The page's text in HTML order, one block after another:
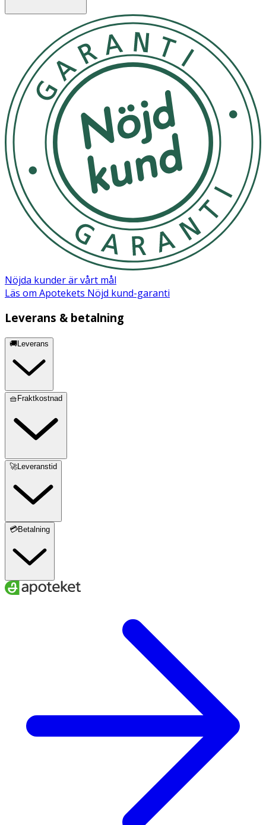
Nöjda kunder är vårt mål
Läs om Apotekets Nöjd kund-garanti
Leverans & betalning
🚚Leverans
🧺Fraktkostnad
🚀Leveranstid
💳Betalning